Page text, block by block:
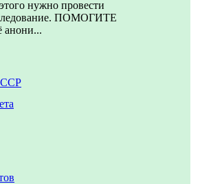
нужно провести
ПОМОГИТЕ